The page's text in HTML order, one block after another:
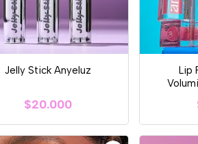
Jelly Stick Anyeluz
$20.000
Lip